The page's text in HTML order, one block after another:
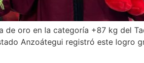
de oro en la categoría +87 kg del
Anzoátegui registró este logro